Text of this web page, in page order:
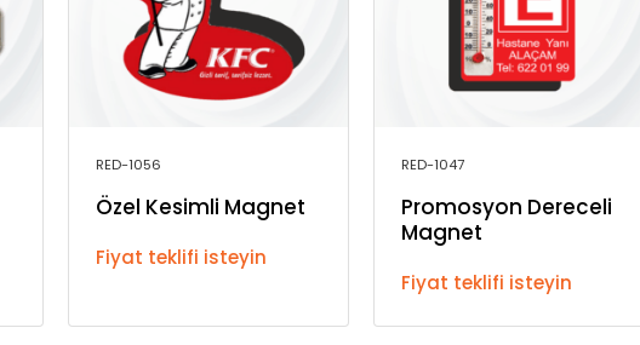
RED-1056
Özel Kesimli Magnet
Fiyat teklifi isteyin
RED-1047
Promosyon Dereceli
Magnet
Fiyat teklifi isteyin